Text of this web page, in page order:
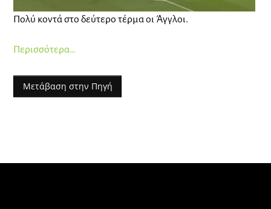
Πολύ κοντά στο δεύτερο τέρμα οι Άγγλοι.
Περισσότερα…
Μετάβαση στην Πηγή